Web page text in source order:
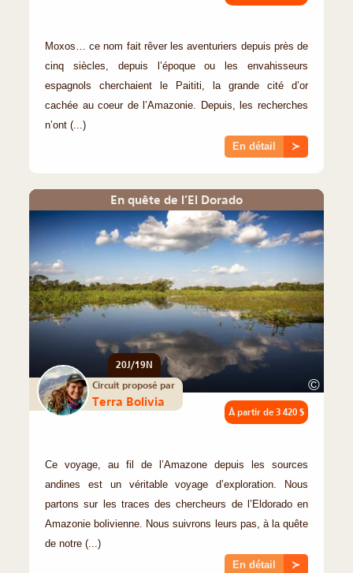
Moxos… ce nom fait rêver les aventuriers depuis près de
cinq siècles, depuis l’époque ou les envahisseurs
espagnols cherchaient le Paititi, la grande cité d’or
cachée au coeur de l’Amazonie. Depuis, les recherches
n’ont (...)
En détail ≻
En quête de l’El Dorado
©
20J/19N
Circuit proposé par
Terra Bolivia
À partir de 3 420 $
Ce voyage, au fil de l’Amazone depuis les sources
andines est un véritable voyage d’exploration. Nous
partons sur les traces des chercheurs de l’Eldorado en
Amazonie bolivienne. Nous suivrons leurs pas, à la quête
de notre (...)
En détail ≻